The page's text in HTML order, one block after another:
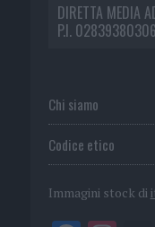
DIRETTA MEDIA
P.I. 02839380306
Chi siamo
Codice etico
Immagini stock di